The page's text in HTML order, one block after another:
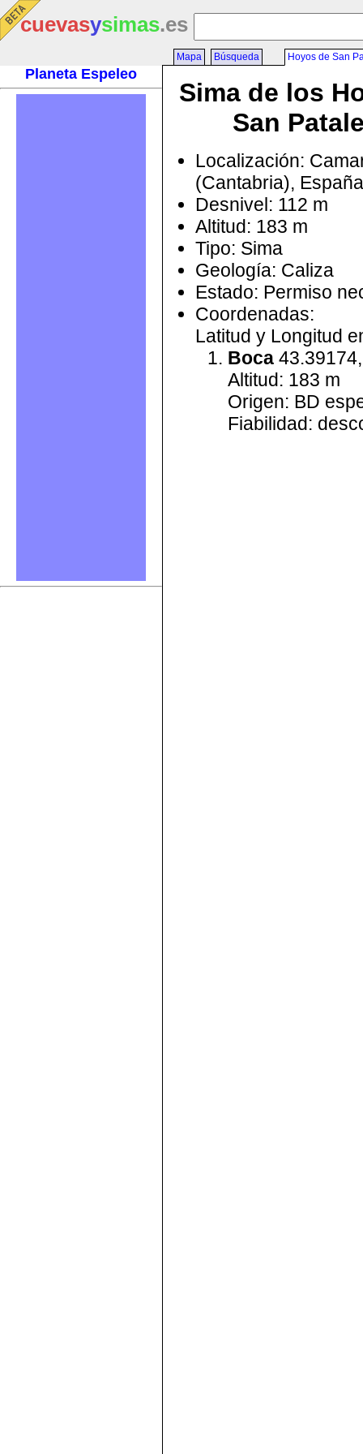
cuevasysimas.es
Planeta Espeleo
Mapa Búsqueda Hoyos de San
Sima de los
San
Localización:
(Cantabria), España
Desnivel: 112 m
Altitud: 183 m
Tipo: Sima
Geología: Caliza
Estado: Permiso
Coordenadas:
Latitud y Longitud
Boca
Altitud: 183 m
Origen: BD
Fiabilidad: